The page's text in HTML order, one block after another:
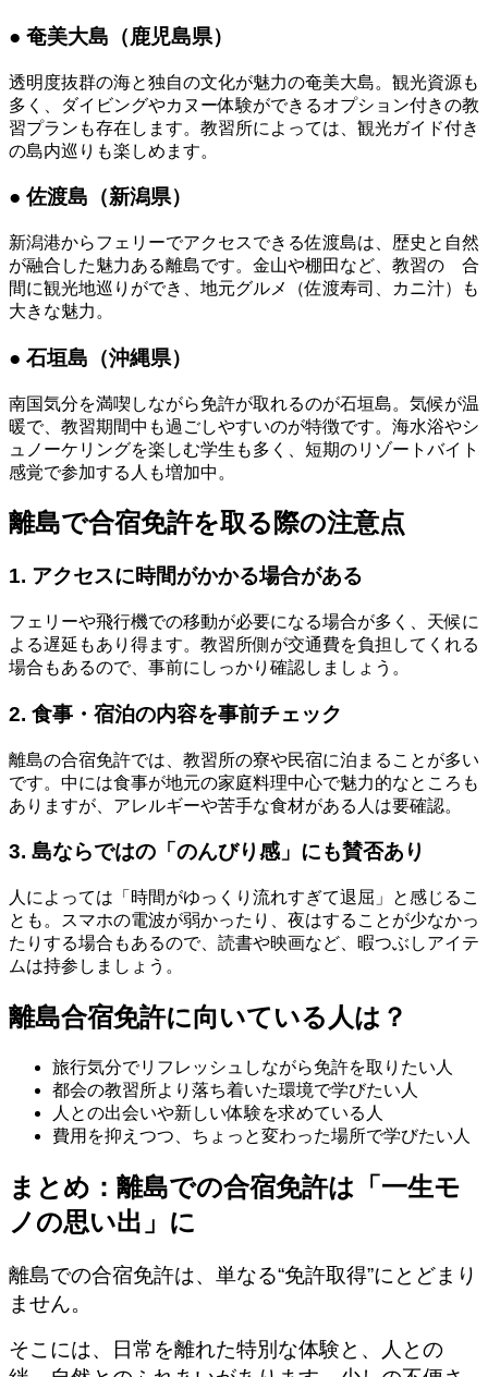
● 奄美大島（鹿児島県）
透明度抜群の海と独自の文化が魅力の奄美大島。観光資源も
多く、ダイビングやカヌー体験ができるオプション付きの教
習プランも存在します。教習所によっては、観光ガイド付き
の島内巡りも楽しめます。
● 佐渡島（新潟県）
新潟港からフェリーでアクセスできる佐渡島は、歴史と自然
が融合した魅力ある離島です。金山や棚田など、教習の 合
間に観光地巡りができ、地元グルメ（佐渡寿司、カニ汁）も
大きな魅力。
● 石垣島（沖縄県）
南国気分を満喫しながら免許が取れるのが石垣島。気候が温
暖で、教習期間中も過ごしやすいのが特徴です。海水浴やシ
ュノーケリングを楽しむ学生も多く、短期のリゾートバイト
感覚で参加する人も増加中。
離島で合宿免許を取る際の注意点
1. アクセスに時間がかかる場合がある
フェリーや飛行機での移動が必要になる場合が多く、天候に
よる遅延もあり得ます。教習所側が交通費を負担してくれる
場合もあるので、事前にしっかり確認しましょう。
2. 食事・宿泊の内容を事前チェック
離島の合宿免許では、教習所の寮や民宿に泊まることが多い
です。中には食事が地元の家庭料理中心で魅力的なところも
ありますが、アレルギーや苦手な食材がある人は要確認。
3. 島ならではの「のんびり感」にも賛否あり
人によっては「時間がゆっくり流れすぎて退屈」と感じるこ
とも。スマホの電波が弱かったり、夜はすることが少なかっ
たりする場合もあるので、読書や映画など、暇つぶしアイテ
ムは持参しましょう。
離島合宿免許に向いている人は？
旅行気分でリフレッシュしながら免許を取りたい人
都会の教習所より落ち着いた環境で学びたい人
人との出会いや新しい体験を求めている人
費用を抑えつつ、ちょっと変わった場所で学びたい人
まとめ：離島での合宿免許は「一生モ
ノの思い出」に
離島での合宿免許は、単なる“免許取得”にとどまり
ません。
そこには、日常を離れた特別な体験と、人との